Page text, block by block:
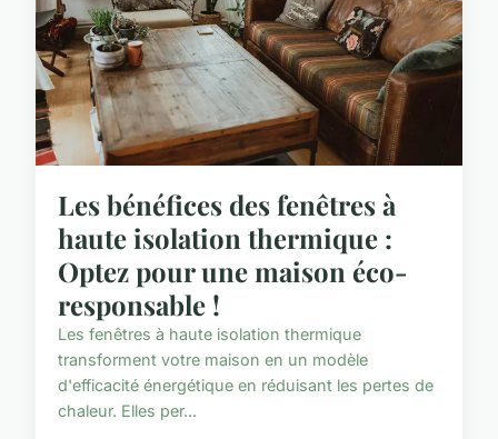
Les bénéfices des fenêtres à
haute isolation thermique :
Optez pour une maison éco-
responsable !
Les fenêtres à haute isolation thermique
transforment votre maison en un modèle
d'efficacité énergétique en réduisant les pertes de
chaleur. Elles per...